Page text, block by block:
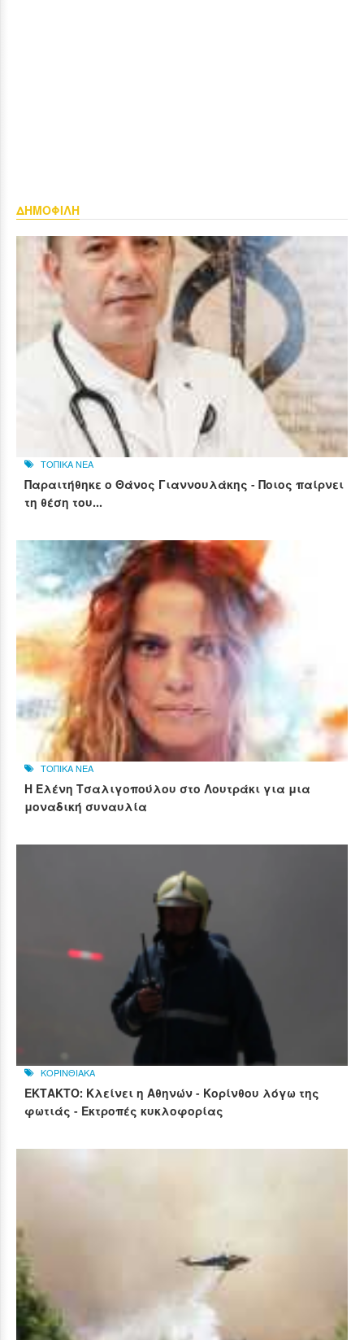
ΔΗΜΟΦΙΛΗ
ΤΟΠΙΚΑ ΝΕΑ
Παραιτήθηκε ο Θάνος Γιαννουλάκης - Ποιος παίρνει
τη θέση του...
ΤΟΠΙΚΑ ΝΕΑ
Η Ελένη Τσαλιγοπούλου στο Λουτράκι για μια
μοναδική συναυλία
ΚΟΡΙΝΘΙΑΚΑ
ΕΚΤΑΚΤΟ: Κλείνει η Αθηνών - Κορίνθου λόγω της
φωτιάς - Εκτροπές κυκλοφορίας